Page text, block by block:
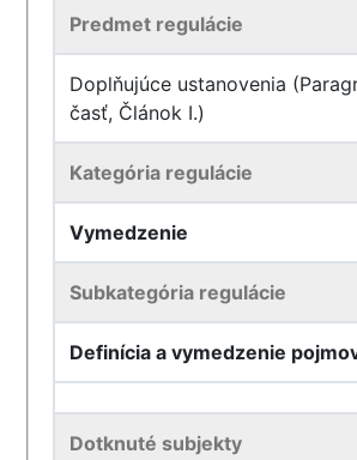
Predmet regulácie
Doplňujúce ustanovenia
časť, Článok I.)
Kategória regulácie
Vymedzenie
Subkategória regulácie
Definícia a vymedzenie
Dotknuté subjekty